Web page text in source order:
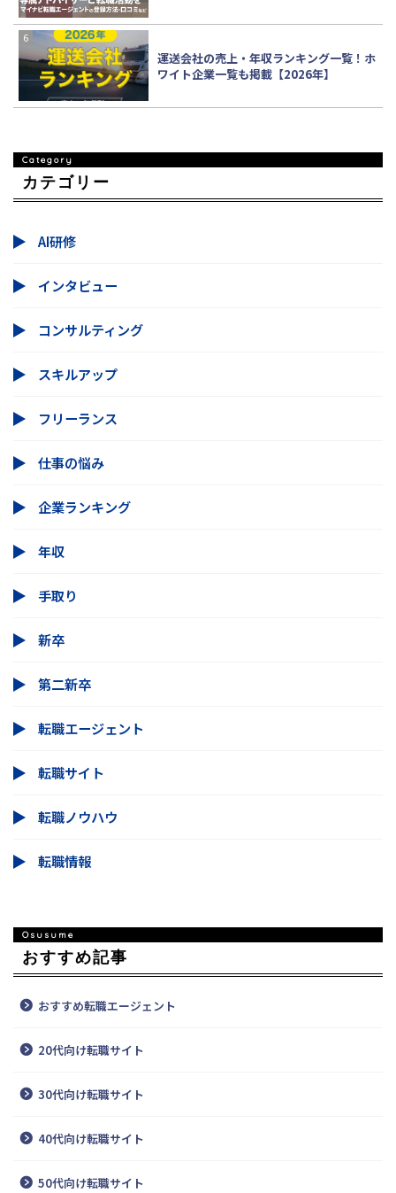
運送会社の売上・年収ランキング一覧！ホ
ワイト企業一覧も掲載【2026年】
カテゴリー
AI研修
インタビュー
コンサルティング
スキルアップ
フリーランス
仕事の悩み
企業ランキング
年収
手取り
新卒
第二新卒
転職エージェント
転職サイト
転職ノウハウ
転職情報
おすすめ記事
おすすめ転職エージェント
20代向け転職サイト
30代向け転職サイト
40代向け転職サイト
50代向け転職サイト